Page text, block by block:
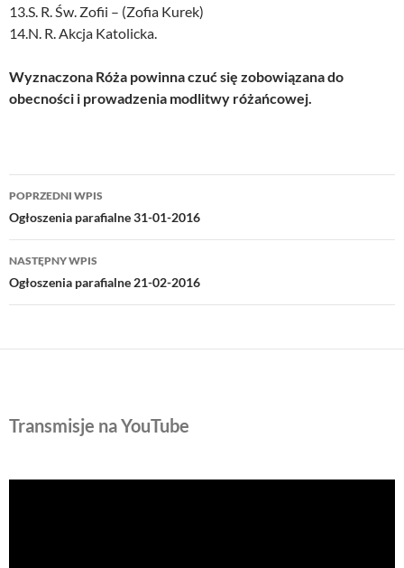
13.S. R. Św. Zofii – (Zofia Kurek)
14.N. R. Akcja Katolicka.
Wyznaczona Róża powinna czuć się zobowiązana do
obecności i prowadzenia modlitwy różańcowej.
Nawigacja
wpisu
POPRZEDNI WPIS
Ogłoszenia parafialne 31-01-2016
NASTĘPNY WPIS
Ogłoszenia parafialne 21-02-2016
Transmisje na YouTube